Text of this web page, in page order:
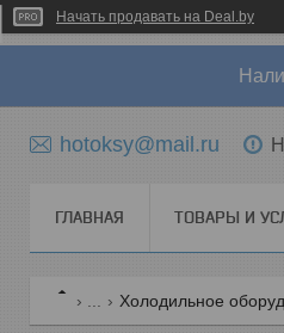
Начать продавать на Deal.by
hotoksy@mail.ru
ГЛАВНАЯ ТОВАРЫ И
Холодильное